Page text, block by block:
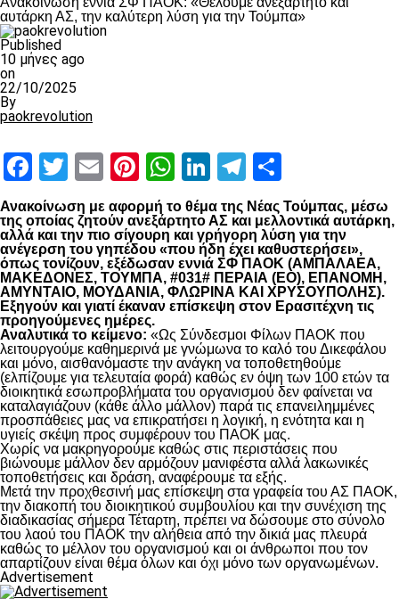
αυτάρκη ΑΣ, την καλύτερη λύση για την Τούμπα»
Published
10 μήνες ago
on
22/10/2025
By
paokrevolution
Facebook
Twitter
EmailPinterest
WhatsApp
LinkedIn
Telegram
Ανακοίνωση με αφορμή το θέμα της Νέας Τούμπας, μέσω
της οποίας ζητούν ανεξάρτητο ΑΣ και μελλοντικά αυτάρκη,
αλλά και την πιο σίγουρη και γρήγορη λύση για την
ανέγερση του γηπέδου «που ήδη έχει καθυστερήσει»,
όπως τονίζουν, εξέδωσαν εννιά ΣΦ ΠΑΟΚ (ΑΜΠΑΛΑΕΑ,
ΜΑΚΕΔΟΝΕΣ, ΤΟΥΜΠΑ, #031# ΠΕΡΑΙΑ (ΕΟ), ΕΠΑΝΟΜΗ,
ΑΜΥΝΤΑΙΟ, ΜΟΥΔΑΝΙΑ, ΦΛΩΡΙΝΑ ΚΑΙ ΧΡΥΣΟΥΠΟΛΗΣ).
Εξηγούν και γιατί έκαναν επίσκεψη στον Ερασιτέχνη τις
προηγούμενες ημέρες.
Αναλυτικά το κείμενο: «Ως Σύνδεσμοι Φίλων ΠΑΟΚ που
λειτουργούμε καθημερινά με γνώμωνα το καλό του Δικεφάλου
και μόνο, αισθανόμαστε την ανάγκη να τοποθετηθούμε
(ελπίζουμε για τελευταία φορά) καθώς εν όψη των 100 ετών τα
διοικητικά εσωπροβλήματα του οργανισμού δεν φαίνεται να
καταλαγιάζουν (κάθε άλλο μάλλον) παρά τις επανειλημμένες
προσπάθειες μας να επικρατήσει η λογική, η ενότητα και η
υγιείς σκέψη προς συμφέρουν του ΠΑΟΚ μας.
Χωρίς να μακρηγορούμε καθώς στις περιστάσεις που
βιώνουμε μάλλον δεν αρμόζουν μανιφέστα αλλά λακωνικές
τοποθετήσεις και δράση, αναφέρουμε τα εξής.
Μετά την προχθεσινή μας επίσκεψη στα γραφεία του ΑΣ ΠΑΟΚ,
την διακοπή του διοικητικού συμβουλίου και την συνέχιση της
διαδικασίας σήμερα Τέταρτη, πρέπει να δώσουμε στο σύνολο
του λαού του ΠΑΟΚ την αλήθεια από την δικιά μας πλευρά
καθώς το μέλλον του οργανισμού και οι άνθρωποι που τον
απαρτίζουν είναι θέμα όλων και όχι μόνο των οργανωμένων.
Advertisement